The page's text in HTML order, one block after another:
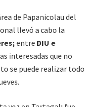
de Papanicolau del
llevó a cabo la
entre DIU e
interesadas que no
se puede realizar todo